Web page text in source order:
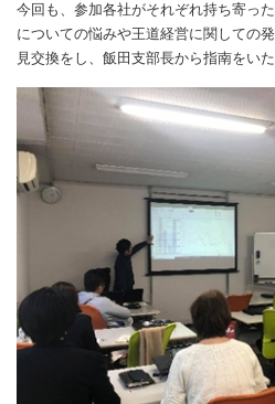
今回も、参加各社がそれぞれ持ち寄っ
についての悩みや王道経営に関しての
見交換をし、飯田支部長から指南をいた